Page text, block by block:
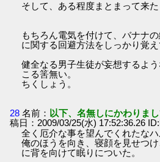
そして、ある程度まとまって来た
もちろん電気を付けて、バナナ
に関する回避方法をしっかり覚え
健全なる男子生徒が妄想するよ
こる筈無い。
ちくしょう。
28 名前： 以下、名無しにかわりま
稿日：2009/03/25(水) 17:52:36.26
全く厄介な事を望んでくれたな
俺のほうを向き、寝顔を見せつ
に背を向けて眠りについた。